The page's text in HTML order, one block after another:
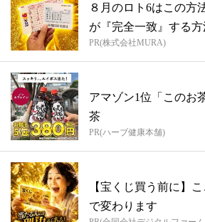
８月のロト6はこの方
が『完全一致』する方
PR(株式会社MURA)
アマゾン1位「このお
茶
PR(ハーブ健康本舗)
【宝くじ買う前に】
で変わります